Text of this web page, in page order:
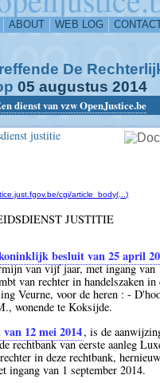
ABOUT WEB LOG
De
05 augustus 2014
dienst van vzw OpenJustice.be
justitie
cgi/article_body(...)
JUSTITIE
besluit van 25 april
van vijf jaar, met ingang van
van rechter in handelszaken in
Veurne, voor de heren : -
wonende te Koksijde.
12 mei 2014, is de
rechtbank van eerste aanleg
in deze rechtbank,
ingang van 1 september 2014.